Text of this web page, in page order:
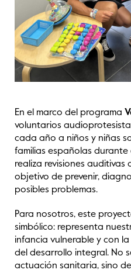
En el marco del programa
voluntarios
cada año a niños y niñas
familias españolas
realiza revisiones auditivas
objetivo de prevenir,
posibles problemas.
Para nosotros, este
simbólico: representa
infancia vulnerable y con
del desarrollo integral. No
actuación sanitaria, sino